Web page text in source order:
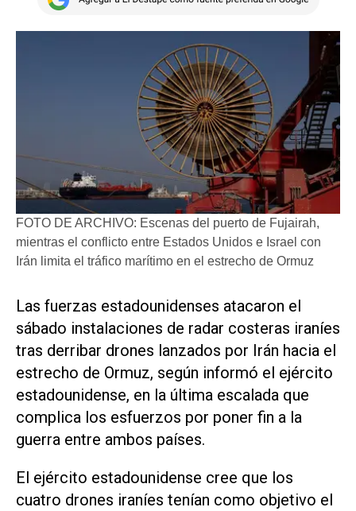
FOTO DE ARCHIVO: Escenas del puerto de Fujairah,
mientras el conflicto entre Estados Unidos e Israel con
Irán limita el tráfico marítimo en el estrecho de Ormuz
Las fuerzas estadounidenses atacaron el
sábado instalaciones de radar costeras iraníes
tras derribar drones lanzados por Irán hacia el
estrecho de Ormuz, según informó el ejército
estadounidense, en la última escalada que
complica los esfuerzos por poner fin a la
guerra ‌entre ambos países.
El ejército estadounidense cree que los
cuatro ‌drones iraníes tenían como objetivo el